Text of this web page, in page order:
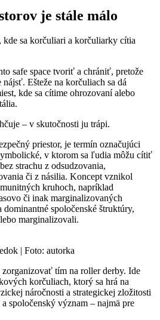
je stále málo
kde sa korčuliari a korčuliarky cítia
safe space tvoriť a chrániť, pretože
nájsť. Ešteže na korčuliach sa dá
kde sa cítime ohrozovaní alebo
– v skutočnosti ju trápi.
priestor, je termín označujúci
v ktorom sa ľudia môžu cítiť
strachu z odsudzovania,
či z násilia. Koncept vznikol
kruhoch, napríklad
či inak marginalizovaných
spoločenské štruktúry,
marginalizovali.
| Foto: autorka
tím na roller derby. Ide
korčuliach, ktorý sa hrá na
náročnosti a strategickej zložitosti
spoločenský význam – najmä pre